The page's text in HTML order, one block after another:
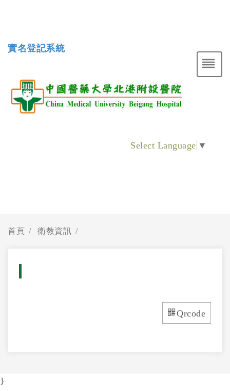
實名登記系統
Select Language ▼
首頁 衛教資訊
Qrcode
}